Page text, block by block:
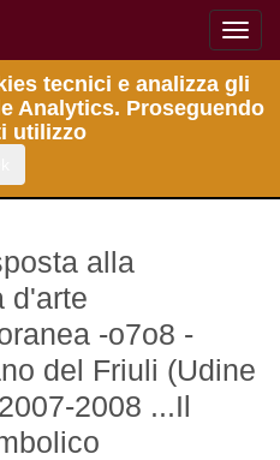
alla
d'arte
-o7o8 -
del Friuli (Udine
2008 ...Il
tecnici e analizza gli
Analytics. Proseguendo
utilizzo